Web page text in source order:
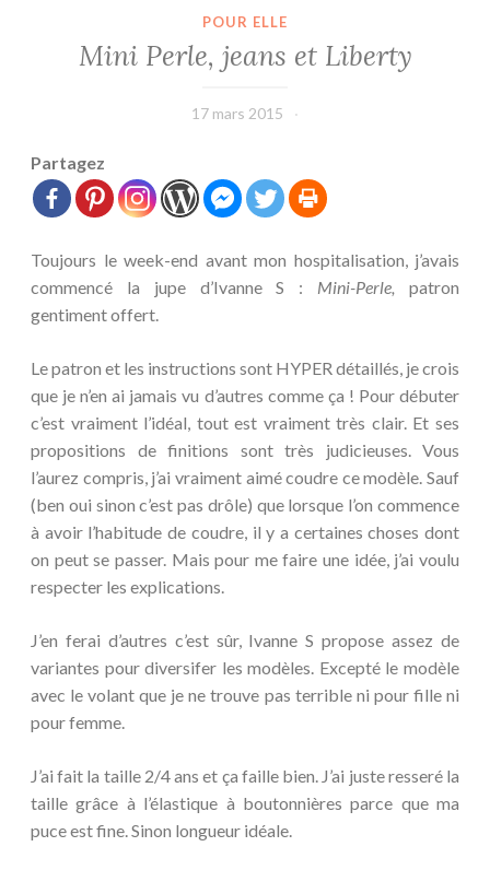
POUR ELLE
Mini Perle, jeans et Liberty
17 mars 2015
Partagez
Toujours le week-end avant mon hospitalisation, j’avais
commencé la jupe d’Ivanne S : Mini-Perle, patron
gentiment offert.
Le patron et les instructions sont HYPER détaillés, je crois
que je n’en ai jamais vu d’autres comme ça ! Pour débuter
c’est vraiment l’idéal, tout est vraiment très clair. Et ses
propositions de finitions sont très judicieuses. Vous
l’aurez compris, j’ai vraiment aimé coudre ce modèle. Sauf
(ben oui sinon c’est pas drôle) que lorsque l’on commence
à avoir l’habitude de coudre, il y a certaines choses dont
on peut se passer. Mais pour me faire une idée, j’ai voulu
respecter les explications.
J’en ferai d’autres c’est sûr, Ivanne S propose assez de
variantes pour diversifer les modèles. Excepté le modèle
avec le volant que je ne trouve pas terrible ni pour fille ni
pour femme.
J’ai fait la taille 2/4 ans et ça faille bien. J’ai juste resseré la
taille grâce à l’élastique à boutonnières parce que ma
puce est fine. Sinon longueur idéale.